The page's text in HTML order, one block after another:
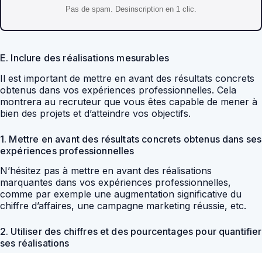
Pas de spam. Desinscription en 1 clic.
E. Inclure des réalisations mesurables
Il est important de mettre en avant des résultats concrets
obtenus dans vos expériences professionnelles. Cela
montrera au recruteur que vous êtes capable de mener à
bien des projets et d’atteindre vos objectifs.
1. Mettre en avant des résultats concrets obtenus dans ses
expériences professionnelles
N’hésitez pas à mettre en avant des réalisations
marquantes dans vos expériences professionnelles,
comme par exemple une augmentation significative du
chiffre d’affaires, une campagne marketing réussie, etc.
2. Utiliser des chiffres et des pourcentages pour quantifier
ses réalisations